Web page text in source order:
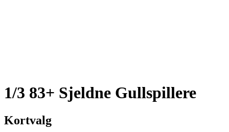
1/3 83+ Sjeldne Gullspillere
Kortvalg